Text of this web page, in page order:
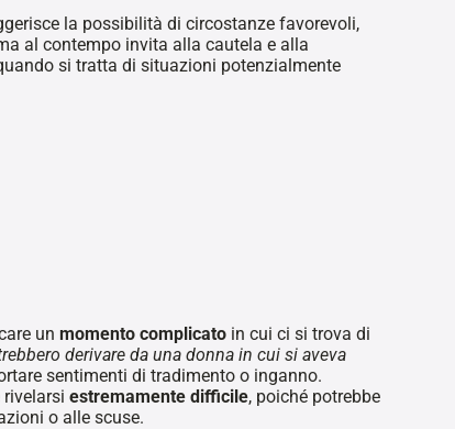
la possibilità di circostanze favorevoli,
al contempo invita alla cautela e alla
si tratta di situazioni potenzialmente
un momento complicatoin cui ci si trova di
derivare da una donna in cui si aveva
sentimenti di tradimento o inganno.
estremamente difficile, poiché potrebbe
o alle scuse.